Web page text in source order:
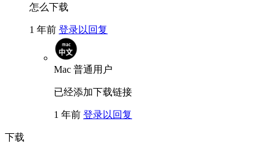
怎么下载
1 年前 登录以回复
Mac 普通用户
已经添加下载链接
1 年前 登录以回复
下载